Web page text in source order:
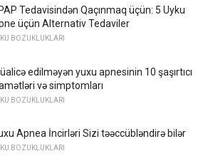
Tedavisindən Qaçınmaq üçün: 5 Uyku
üçün Alternativ Tedaviler
BOZUKLUKLARI
edilməyən yuxu apnesinin 10 şaşırtıcı
və simptomları
BOZUKLUKLARI
Apnea İncirləri Sizi təəccübləndirə bilər
BOZUKLUKLARI